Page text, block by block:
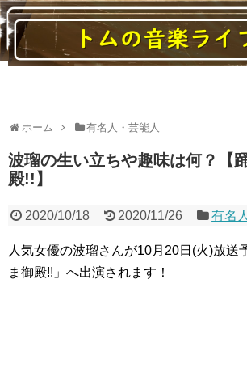
ホーム 有名人・芸能人
波瑠の生い立ちや趣味は何？【
殿!!】
2020/10/18 2020/11/26 有名
人気女優の波瑠さんが10月20日(火)放送
ま御殿!!」へ出演されます！